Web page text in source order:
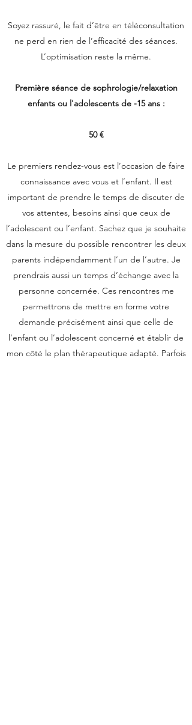
Soyez rassuré, le fait d’être en téléconsultation
ne perd en rien de l’efficacité des séances.
L’optimisation reste la même.
Première séance de sophrologie/relaxation
enfants ou l'adolescents de -15 ans :
50 €
Le premiers rendez-vous est l’occasion de faire
connaissance avec vous et l’enfant. Il est
important de prendre le temps de discuter de
vos attentes, besoins ainsi que ceux de
l’adolescent ou l’enfant. Sachez que je souhaite
dans la mesure du possible rencontrer les deux
parents indépendamment l’un de l’autre. Je
prendrais aussi un temps d’échange avec la
personne concernée. Ces rencontres me
permettrons de mettre en forme votre
demande précisément ainsi que celle de
l’enfant ou l’adolescent concerné et établir de
mon côté le plan thérapeutique adapté. Parfois